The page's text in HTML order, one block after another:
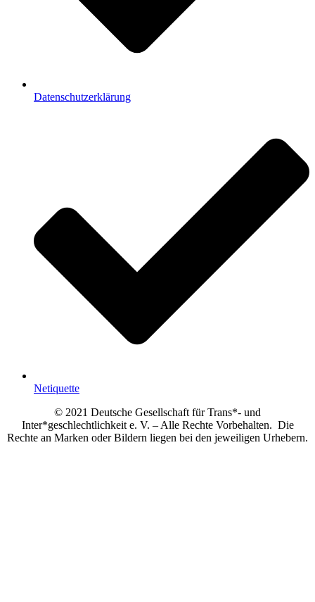
Datenschutzerklärung
Netiquette
© 2021 Deutsche Gesellschaft für Trans*- und
Inter*geschlechtlichkeit e. V. – Alle Rechte Vorbehalten. Die
Rechte an Marken oder Bildern liegen bei den jeweiligen Urhebern.